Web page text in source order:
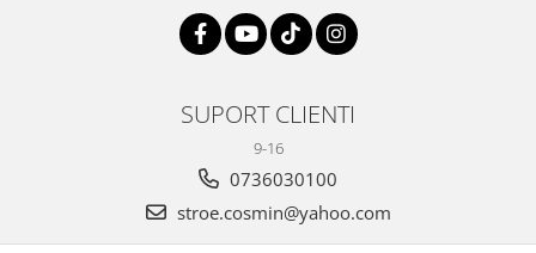
SUPORT CLIENTI
9-16
0736030100
stroe.cosmin@yahoo.com